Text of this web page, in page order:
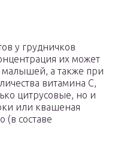
у грудничков
их может
а также при
витамина С,
цитрусовые, но и
или квашеная
(в составе